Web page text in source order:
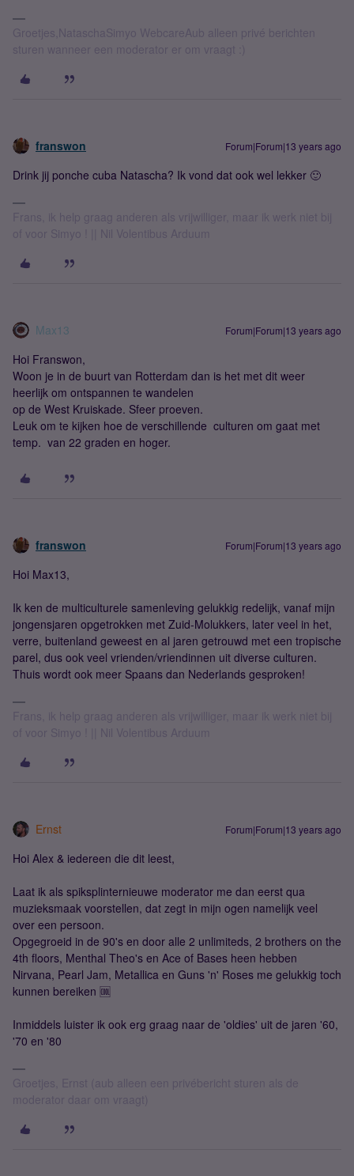
Groetjes,NataschaSimyo WebcareAub alleen privé berichten
sturen wanneer een moderator er om vraagt :)
franswon Forum|Forum|13 years ago
Drink jij ponche cuba Natascha? Ik vond dat ook wel lekker 🙂
Frans, ik help graag anderen als vrijwilliger, maar ik werk niet bij
of voor Simyo ! || Nil Volentibus Arduum
Max13 Forum|Forum|13 years ago
Hoi Franswon,
Woon je in de buurt van Rotterdam dan is het met dit weer
heerlijk om ontspannen te wandelen
op de West Kruiskade. Sfeer proeven.
Leuk om te kijken hoe de verschillende culturen om gaat met
temp. van 22 graden en hoger.
franswon Forum|Forum|13 years ago
Hoi Max13,
Ik ken de multiculturele samenleving gelukkig redelijk, vanaf mijn
jongensjaren opgetrokken met Zuid-Molukkers, later veel in het,
verre, buitenland geweest en al jaren getrouwd met een tropische
parel, dus ook veel vrienden/vriendinnen uit diverse culturen.
Thuis wordt ook meer Spaans dan Nederlands gesproken!
Frans, ik help graag anderen als vrijwilliger, maar ik werk niet bij
of voor Simyo ! || Nil Volentibus Arduum
Ernst Forum|Forum|13 years ago
Hoi Alex & iedereen die dit leest,
Laat ik als spiksplinternieuwe moderator me dan eerst qua
muzieksmaak voorstellen, dat zegt in mijn ogen namelijk veel
over een persoon.
Opgegroeid in de 90's en door alle 2 unlimiteds, 2 brothers on the
4th floors, Menthal Theo's en Ace of Bases heen hebben
Nirvana, Pearl Jam, Metallica en Guns 'n' Roses me gelukkig toch
kunnen bereiken 🆒
Inmiddels luister ik ook erg graag naar de 'oldies' uit de jaren '60,
'70 en '80
Groetjes, Ernst (aub alleen een privébericht sturen als de
moderator daar om vraagt)